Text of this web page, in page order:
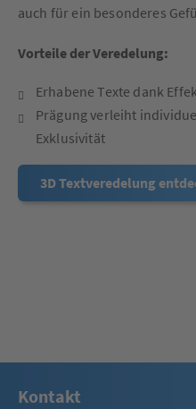
auch für ein besonderes
Vorteile der Veredelung:
Erhabene Texte dank
Prägung verleiht
Exklusivität
3D Textveredelung
Kontakt